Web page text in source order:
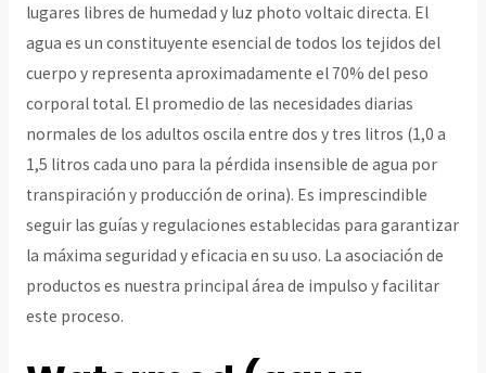
lugares libres de humedad y luz photo voltaic directa. El
agua es un constituyente esencial de todos los tejidos del
cuerpo y representa aproximadamente el 70% del peso
corporal total. El promedio de las necesidades diarias
normales de los adultos oscila entre dos y tres litros (1,0 a
1,5 litros cada uno para la pérdida insensible de agua por
transpiración y producción de orina). Es imprescindible
seguir las guías y regulaciones establecidas para garantizar
la máxima seguridad y eficacia en su uso. La asociación de
productos es nuestra principal área de impulso y facilitar
este proceso.